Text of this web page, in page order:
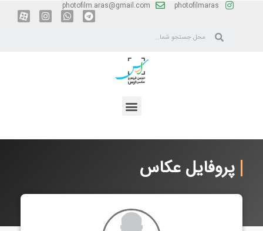
photofilmaras
photofilm.aras@gmail.com
پروفایل عکاس